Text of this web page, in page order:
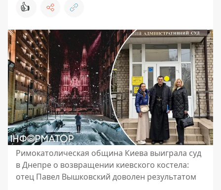
👍
Римокатолическая община Киева выиграла суд
в Днепре о возвращении киевского костела:
отец Павел Вышковский доволен результатом